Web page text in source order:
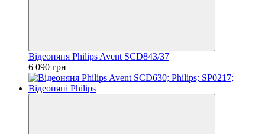
Відеоняня Philips Avent SCD843/37
6 090 грн